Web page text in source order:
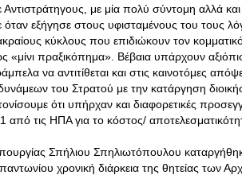
με μία πολύ σύντομη αλλά
εξήγησε στους υφισταμένους του τους
κύκλους που επιδιώκουν τον
«μίνι πραξικόπημα». Βέβαια υπάρχουν
να αντιτίθεται και στις καινοτόμες
του Στρατού με την κατάργηση
ότι υπήρχαν και διαφορετικές
τις ΗΠΑ για το κόστος/
Σπήλιου Σπηλιωτόπουλου
χρονική διάρκεια της θητείας των